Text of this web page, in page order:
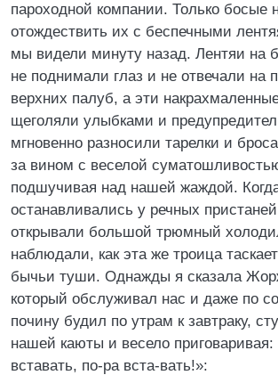
пароходной компании. Только босые
отождествить их с беспечными
мы видели минуту назад. Лентяи на
не поднимали глаз и не отвечали на
верхних палуб, а эти
щеголяли улыбками и
мгновенно разносили тарелки и
за вином с веселой
подшучивая над нашей жаждой.
останавливались у речных
открывали большой трюмный
наблюдали, как эта же троица
бычьи туши. Однажды я сказала
который обслуживал нас и даже по
почину будил по утрам к завтраку,
нашей каюты и весело
вставать, по-ра вста-вать!»: